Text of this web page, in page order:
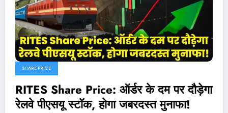
SHARE PRICE
RITES Share Price: ऑर्डर के दम पर दौड़ेगा
रेलवे पीएसयू स्टॉक, होगा जबरदस्त मुनाफा!